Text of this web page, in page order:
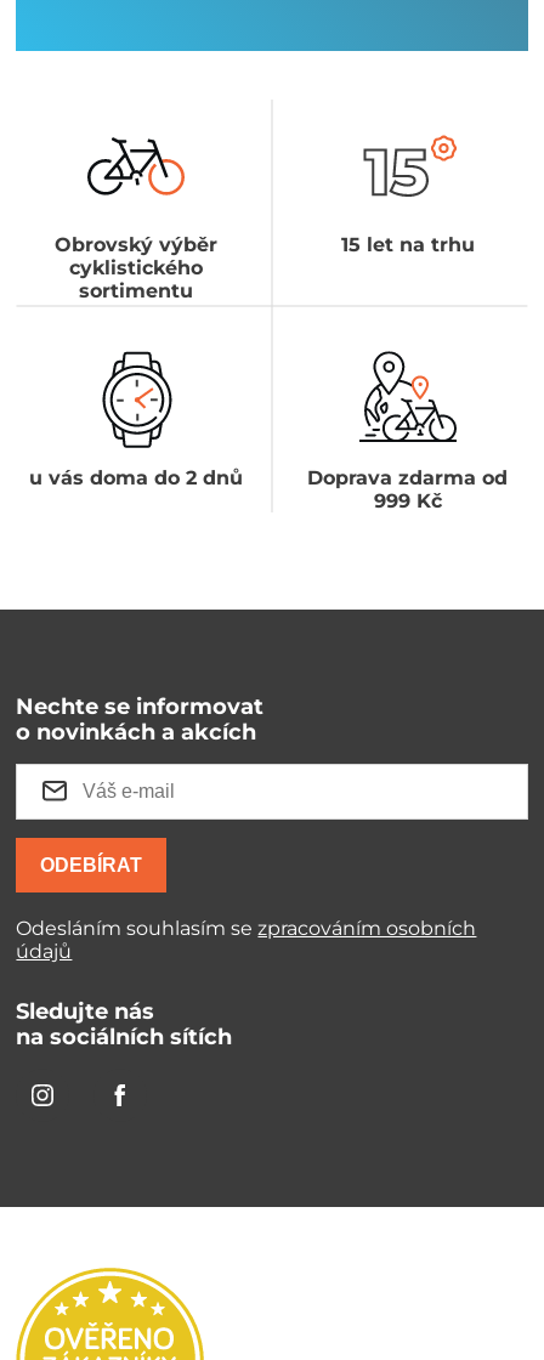
Obrovský výběr
cyklistického
sortimentu
15 let na trhu
u vás doma do 2 dnů
Doprava zdarma od
999 Kč
Nechte se informovat
o novinkách a akcích
ODEBÍRAT
Odesláním souhlasím sezpracováním osobních
údajů
Sledujte nás
na sociálních sítích